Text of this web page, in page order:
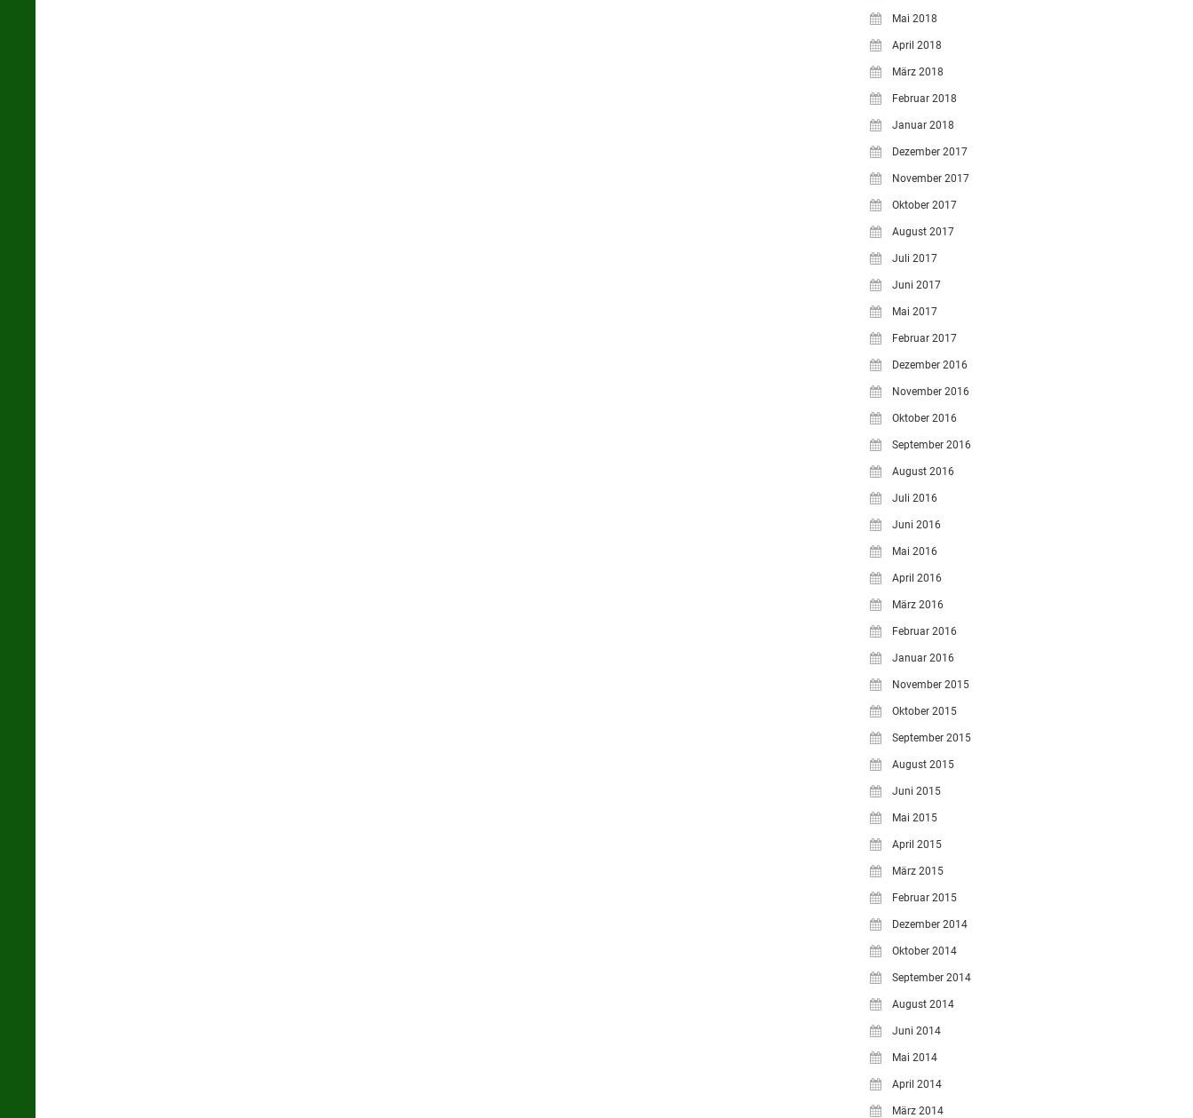
Mai 2018
April 2018
März 2018
Februar 2018
Januar 2018
Dezember 2017
November 2017
Oktober 2017
August 2017
Juli 2017
Juni 2017
Mai 2017
Februar 2017
Dezember 2016
November 2016
Oktober 2016
September 2016
August 2016
Juli 2016
Juni 2016
Mai 2016
April 2016
März 2016
Februar 2016
Januar 2016
November 2015
Oktober 2015
September 2015
August 2015
Juni 2015
Mai 2015
April 2015
März 2015
Februar 2015
Dezember 2014
Oktober 2014
September 2014
August 2014
Juni 2014
Mai 2014
April 2014
März 2014